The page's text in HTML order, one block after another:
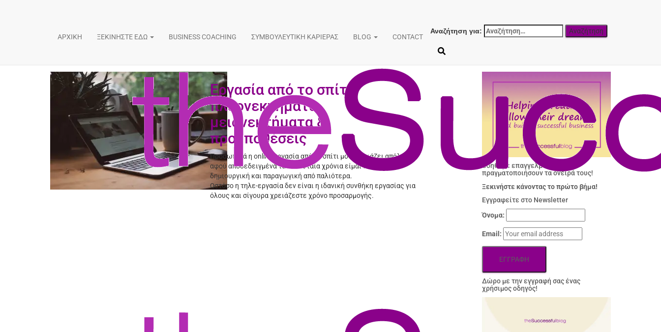
ΑΡΧΙΚΗ ΞΕΚΙΝΗΣΤΕ ΕΔΩ BUSINESS COACHING ΣΥΜΒΟΥΛΕΥΤΙΚΗ ΚΑΡΙΕΡΑΣ BLOG CONTACT
Αναζήτηση για:
εργασία από το σπίτι
Εργασία από το σπίτι:
πλεονεκτήματα,
μειονεκτήματα &
προϋποθέσεις
Προσωπικά η online εργασία από το σπίτι μου ταιριάζει απόλυτα,
αφού αποδεδειγμένα τα τελευταία χρόνια είμαι απείρως πιο
δημιουργική και παραγωγική από παλιότερα.
Ωστόσο η τηλε-εργασία δεν είναι η ιδανική συνθήκη εργασίας για
όλους και σίγουρα χρειάζεστε χρόνο προσαρμογής.
Βοηθάμε επαγγελματίες να
πραγματοποιήσουν τα όνειρά τους!
Ξεκινήστε κάνοντας το πρώτο βήμα!
Εγγραφείτε στο Newsletter
Όνομα:
Email:
Δώρo με την εγγραφή σας ένας
χρήσιμος οδηγός!